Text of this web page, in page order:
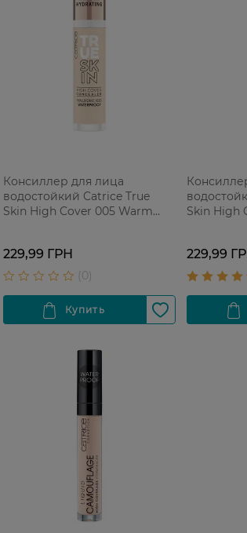
Консиллер для лица
водостойкий Catrice True
Skin High Cover 005 Warm
229,99 ГРН
Skin High
229,99